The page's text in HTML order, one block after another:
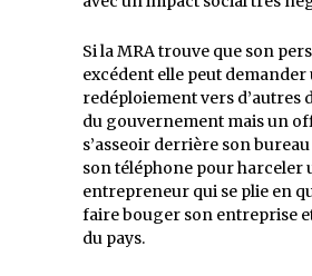
Si la MRA trouve que son
excédent elle peut demander
redéploiement vers d’autres
du gouvernement mais un
s’asseoir derrière son
son téléphone pour harceler
entrepreneur qui se plie en
faire bouger son entreprise
du pays.